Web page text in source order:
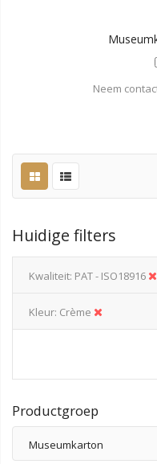
Neem
Huidige filters
Kwaliteit PAT - ISO18916
Kleur Crème
Productgroep
Museumkarton